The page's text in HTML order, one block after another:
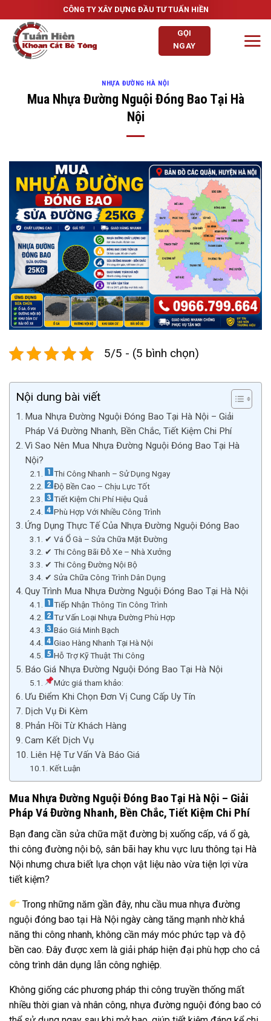
to
content
CÔNG TY XÂY DỰNG ĐẦU TƯ TUẤN HIỀN
GỌI
NGAY
NHỰA ĐƯỜNG HÀ NỘI
Mua Nhựa Đường Nguội Đóng Bao Tại Hà
Nội
5/5 - (5 bình chọn)
Nội dung bài viết
Mua Nhựa Đường Nguội Đóng Bao Tại Hà Nội – Giải
Pháp Vá Đường Nhanh, Bền Chắc, Tiết Kiệm Chi Phí
Vì Sao Nên Mua Nhựa Đường Nguội Đóng Bao Tại Hà
Nội?
Thi Công Nhanh – Sử Dụng Ngay
Độ Bền Cao – Chịu Lực Tốt
Tiết Kiệm Chi Phí Hiệu Quả
Phù Hợp Với Nhiều Công Trình
Ứng Dụng Thực Tế Của Nhựa Đường Nguội Đóng Bao
✔ Vá Ổ Gà – Sửa Chữa Mặt Đường
✔ Thi Công Bãi Đỗ Xe – Nhà Xưởng
✔ Thi Công Đường Nội Bộ
✔ Sửa Chữa Công Trình Dân Dụng
Quy Trình Mua Nhựa Đường Nguội Đóng Bao Tại Hà Nội
Tiếp Nhận Thông Tin Công Trình
Tư Vấn Loại Nhựa Đường Phù Hợp
Báo Giá Minh Bạch
Giao Hàng Nhanh Tại Hà Nội
Hỗ Trợ Kỹ Thuật Thi Công
Báo Giá Nhựa Đường Nguội Đóng Bao Tại Hà Nội
Mức giá tham khảo:
Ưu Điểm Khi Chọn Đơn Vị Cung Cấp Uy Tín
Dịch Vụ Đi Kèm
Phản Hồi Từ Khách Hàng
Cam Kết Dịch Vụ
Liên Hệ Tư Vấn Và Báo Giá
Kết Luận
Mua Nhựa Đường Nguội Đóng Bao Tại Hà Nội – Giải
Pháp Vá Đường Nhanh, Bền Chắc, Tiết Kiệm Chi Phí
Bạn đang cần sửa chữa mặt đường bị xuống cấp, vá ổ gà,
thi công đường nội bộ, sân bãi hay khu vực lưu thông tại Hà
Nội nhưng chưa biết lựa chọn vật liệu nào vừa tiện lợi vừa
tiết kiệm?
Trong những năm gần đây, nhu cầu mua nhựa đường
nguội đóng bao tại Hà Nội ngày càng tăng mạnh nhờ khả
năng thi công nhanh, không cần máy móc phức tạp và độ
bền cao. Đây được xem là giải pháp hiện đại phù hợp cho cả
công trình dân dụng lẫn công nghiệp.
Không giống các phương pháp thi công truyền thống mất
nhiều thời gian và nhân công, nhựa đường nguội đóng bao có